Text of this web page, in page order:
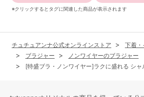
※クリックするとタグに関連した商品が表示されます
チュチュアンナ公式オンラインストア
下着・
ブラジャー
ノンワイヤーのブラジャー
[特盛ブラ・ノンワイヤー]ラクに盛れる シャ